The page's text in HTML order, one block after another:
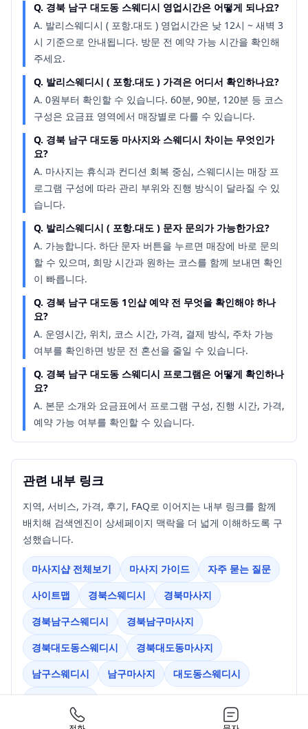
Q. 경북 남구 대도동 스웨디시 영업시간은 어떻게 되나요?
A. 발리스웨디시 ( 포항.대도 ) 영업시간은 낮 12시 ~ 새벽 3
시 기준으로 안내됩니다. 방문 전 예약 가능 시간을 확인해
주세요.
Q. 발리스웨디시 ( 포항.대도 ) 가격은 어디서 확인하나요?
A. 0원부터 확인할 수 있습니다. 60분, 90분, 120분 등 코스
구성은 요금표 영역에서 매장별로 다를 수 있습니다.
Q. 경북 남구 대도동 마사지와 스웨디시 차이는 무엇인가
요?
A. 마사지는 휴식과 컨디션 회복 중심, 스웨디시는 매장 프
로그램 구성에 따라 관리 부위와 진행 방식이 달라질 수 있
습니다.
Q. 발리스웨디시 ( 포항.대도 ) 문자 문의가 가능한가요?
A. 가능합니다. 하단 문자 버튼을 누르면 매장에 바로 문의
할 수 있으며, 희망 시간과 원하는 코스를 함께 보내면 확인
이 빠릅니다.
Q. 경북 남구 대도동 1인샵 예약 전 무엇을 확인해야 하나
요?
A. 운영시간, 위치, 코스 시간, 가격, 결제 방식, 주차 가능
여부를 확인하면 방문 전 혼선을 줄일 수 있습니다.
Q. 경북 남구 대도동 스웨디시 프로그램은 어떻게 확인하나
요?
A. 본문 소개와 요금표에서 프로그램 구성, 진행 시간, 가격,
예약 가능 여부를 확인할 수 있습니다.
관련 내부 링크
지역, 서비스, 가격, 후기, FAQ로 이어지는 내부 링크를 함께
배치해 검색엔진이 상세페이지 맥락을 더 넓게 이해하도록 구
성했습니다.
마사지샵 전체보기 마사지 가이드
자주 묻는 질문
사이트맵
경북스웨디시
경북마사지
경북남구스웨디시
경북남구마사지
경북대도동스웨디시
경북대도동마사지
남구스웨디시
남구마사지
대도동스웨디시